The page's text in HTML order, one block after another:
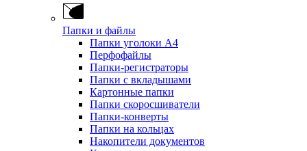
Папки и файлы
Папки уголоки А4
Перфофайлы
Папки-регистраторы
Папки с вкладышами
Картонные папки
Папки скоросшиватели
Папки-конверты
Папки на кольцах
Накопители документов